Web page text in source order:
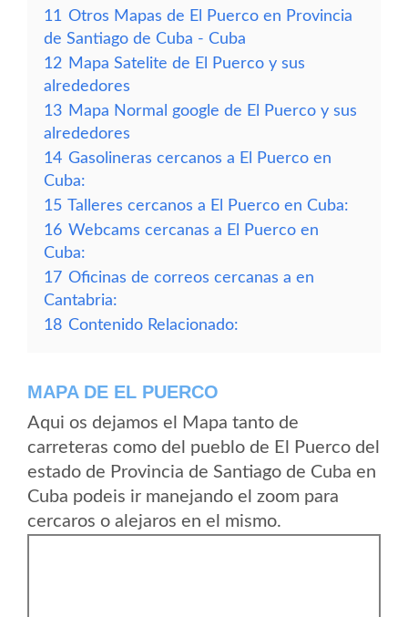
11 Otros Mapas de El Puerco en Provincia
de Santiago de Cuba - Cuba
12 Mapa Satelite de El Puerco y sus
alrededores
13 Mapa Normal google de El Puerco y sus
alrededores
14 Gasolineras cercanos a El Puerco en
Cuba:
15 Talleres cercanos a El Puerco en Cuba:
16 Webcams cercanas a El Puerco en
Cuba:
17 Oficinas de correos cercanas a en
Cantabria:
18 Contenido Relacionado:
MAPA DE EL PUERCO
Aqui os dejamos el Mapa tanto de
carreteras como del pueblo de El Puerco del
estado de Provincia de Santiago de Cuba en
Cuba podeis ir manejando el zoom para
cercaros o alejaros en el mismo.